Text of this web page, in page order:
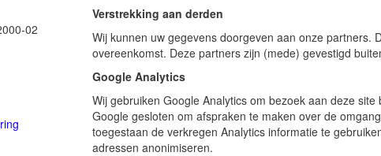
Verstrekking aan derden
Wij kunnen uw gegevens doorgeven aan onze partners.
overeenkomst. Deze partners zijn (mede) gevestigd
Google Analytics
Wij gebruiken Google Analytics om bezoek aan deze
Google gesloten om afspraken te maken over de
toegestaan de verkregen Analytics informatie te
adressen anonimiseren.
02